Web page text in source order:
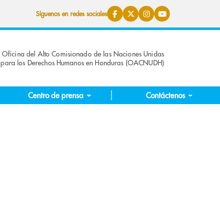
Síguenos en redes sociales
Oficina del Alto Comisionado de las Naciones Unidas
para los Derechos Humanos en Honduras (OACNUDH)
Centro de prensa Contáctenos